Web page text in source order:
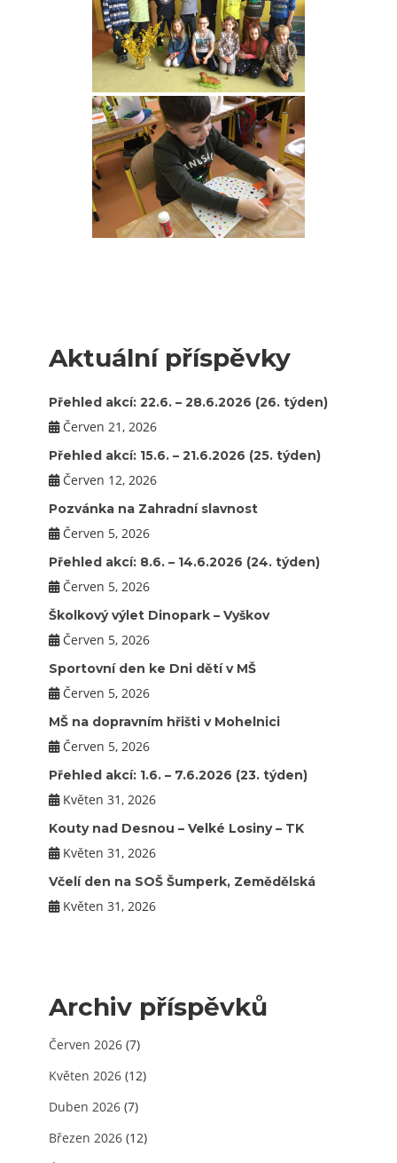
Aktuální příspěvky
Přehled akcí: 22.6. – 28.6.2026 (26. týden)
Červen 21, 2026
Přehled akcí: 15.6. – 21.6.2026 (25. týden)
Červen 12, 2026
Pozvánka na Zahradní slavnost
Červen 5, 2026
Přehled akcí: 8.6. – 14.6.2026 (24. týden)
Červen 5, 2026
Školkový výlet Dinopark – Vyškov
Červen 5, 2026
Sportovní den ke Dni dětí v MŠ
Červen 5, 2026
MŠ na dopravním hřišti v Mohelnici
Červen 5, 2026
Přehled akcí: 1.6. – 7.6.2026 (23. týden)
Květen 31, 2026
Kouty nad Desnou – Velké Losiny – TK
Květen 31, 2026
Včelí den na SOŠ Šumperk, Zemědělská
Květen 31, 2026
Archiv příspěvků
Červen 2026 (7)
Květen 2026 (12)
Duben 2026 (7)
Březen 2026 (12)